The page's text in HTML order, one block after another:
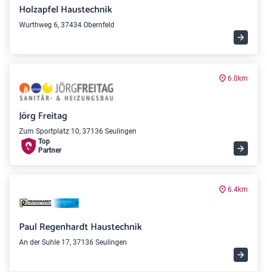
Holzapfel Haustechnik
Wurthweg 6, 37434 Obernfeld
6.0km
Jörg Freitag
Zum Sportplatz 10, 37136 Seulingen
Top
Partner
6.4km
Paul Regenhardt Haustechnik
An der Suhle 17, 37136 Seulingen